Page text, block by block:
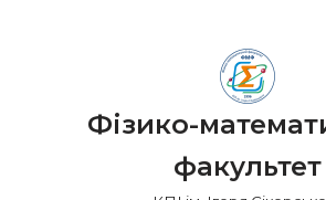
Фізико-
факультет